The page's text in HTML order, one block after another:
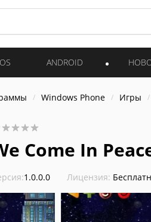
ANDROID
Windows Phone Игры
Come In
1.0.0.0 Лицензия: